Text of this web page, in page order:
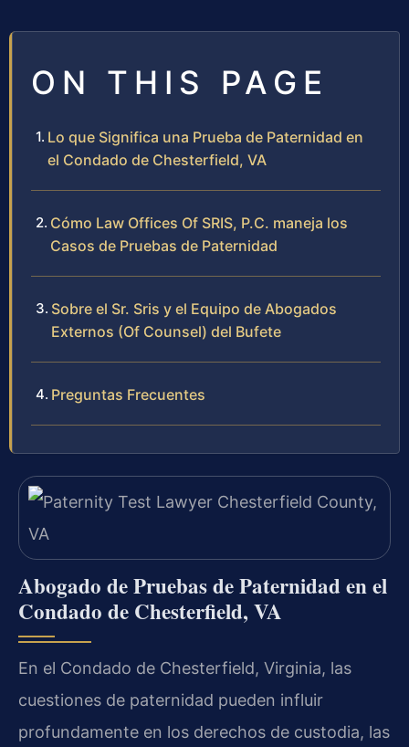
ON THIS PAGE
Lo que Significa una Prueba de Paternidad en
el Condado de Chesterfield, VA
Cómo Law Offices Of SRIS, P.C. maneja los
Casos de Pruebas de Paternidad
Sobre el Sr. Sris y el Equipo de Abogados
Externos (Of Counsel) del Bufete
Preguntas Frecuentes
Abogado de Pruebas de Paternidad en el
Condado de Chesterfield, VA
En el Condado de Chesterfield, Virginia, las
cuestiones de paternidad pueden influir
profundamente en los derechos de custodia, las